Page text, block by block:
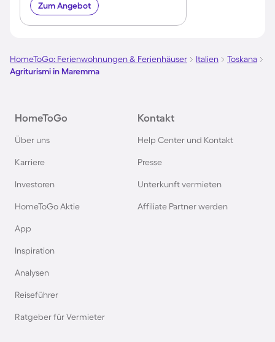
Zum Angebot
HomeToGo: Ferienwohnungen & Ferienhäuser Italien
Toskana
Agriturismi in Maremma
HomeToGo
Über uns
Karriere
Investoren
HomeToGo Aktie
App
Inspiration
Analysen
Reiseführer
Ratgeber für Vermieter
Kontakt
Help Center und Kontakt
Presse
Unterkunft vermieten
Affiliate Partner werden